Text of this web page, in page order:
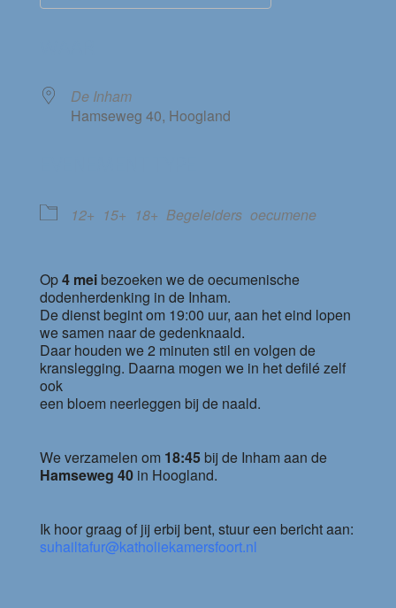
De Inham
Hamseweg 40, Hoogland
12+ 15+ 18+ Begeleiders oecumene
Op4 meibezoeken we de oecumenische
dodenherdenking in de Inham.
De dienst begint om 19:00 uur, aan het eind lopen
we samen naar de gedenknaald.
Daar houden we 2 minuten stil en volgen de
kranslegging. Daarna mogen we in het defilé zelf
ook
een bloem neerleggen bij de naald.
We verzamelen om 18:45bij de Inham aan de
Hamseweg 40in Hoogland.
Ik hoor graag of jij erbij bent, stuur een bericht aan:
suhailtafur@katholiekamersfoort.nl